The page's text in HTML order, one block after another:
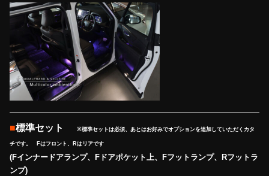
■標準セット ※標準セットは必須、あとはお好みでオプションを追加していただくカタ
チです。 Fはフロント、Rはリアです
(Fインナードアランプ、Fドアポケット上、Fフットランプ、Rフットラ
ンプ)